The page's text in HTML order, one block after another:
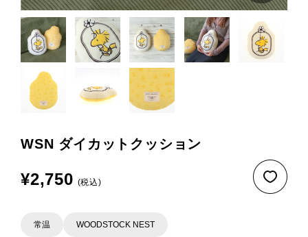
WSN ダイカットクッション
¥2,750 (税込)
常温 WOODSTOCK NEST